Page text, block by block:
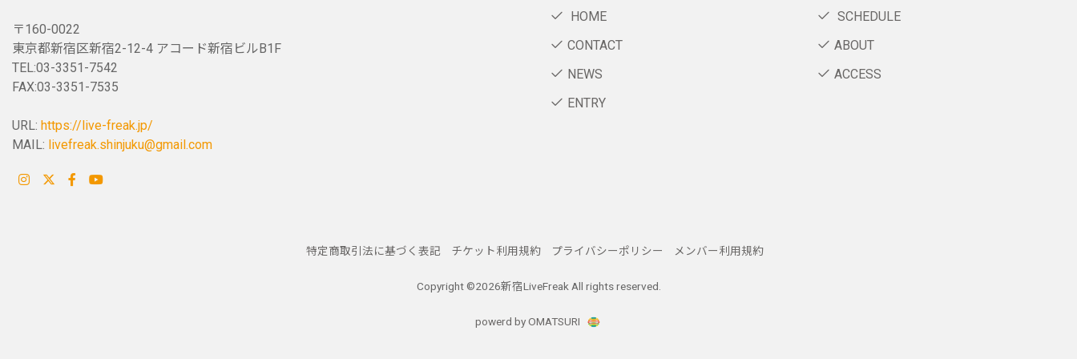
〒160-0022
東京都新宿区新宿2-12-4 アコード新宿ビルB1F
TEL:03-3351-7542
FAX:03-3351-7535
URL: https://live-freak.jp/
MAIL: livefreak.shinjuku@gmail.com
HOME
SCHEDULE
CONTACT
ABOUT
NEWS
ACCESS
ENTRY
特定商取引法に基づく表記 チケット利用規約 プライバシーポリシー メンバー利用規約
Copyright ©2026新宿LiveFreak All rights reserved.
powerd by OMATSURI